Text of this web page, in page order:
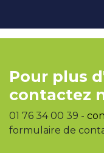
Pour plus
contactez
01 76 34 00 39 -
formulaire de